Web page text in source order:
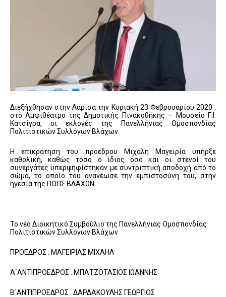
Διεξήχθησαν στην Λάρισα την Κυριακή 23 Φεβρουαρίου 2020 ,
στο Αμφιθέατρο της Δημοτικής Πινακοθήκης – Μουσείο Γ.Ι.
Κατσίγρα, οι εκλογές της Πανελλήνιας Ομοσπονδίας
Πολιτιστικών Συλλόγων Βλάχων.
Η επικράτηση του προέδρου Μιχάλη Μαγειρία υπήρξε
καθολική, καθώς τόσο ο ίδιος όσο και οι στενοί του
συνεργάτες υπερψηφίστηκαν με συντριπτική αποδοχή από το
σώμα, το οποίο του ανανέωσε την εμπιστοσύνη του, στην
ηγεσία της ΠΟΠΣ ΒΛΑΧΩΝ.
Το νέο Διοικητικό Συμβούλιο της Πανελλήνιας Ομοσπονδίας
Πολιτιστικών Συλλόγων Βλάχων
ΠΡΟΕΔΡΟΣ : ΜΑΓΕΙΡΙΑΣ ΜΙΧΑΗΛ
Α΄ΑΝΤΙΠΡΟΕΔΡΟΣ : ΜΠΑΤΖΟΤΑΣΙΟΣ ΙΩΑΝΝΗΣ
Β΄ΑΝΤΙΠΡΟΕΔΡΟΣ : ΔΑΡΔΑΚΟΥΛΗΣ ΓΕΩΡΓΙΟΣ